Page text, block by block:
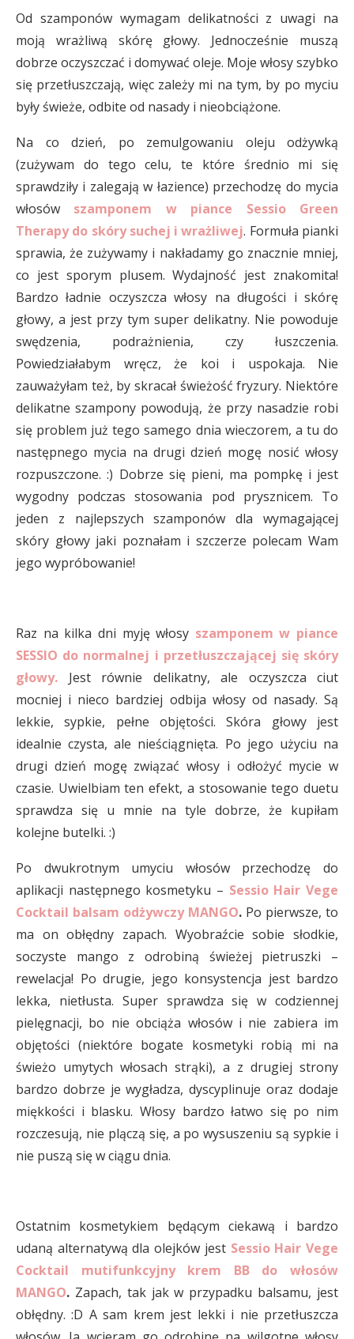
Od szamponów wymagam delikatności z uwagi na
moją wrażliwą skórę głowy. Jednocześnie muszą
dobrze oczyszczać i domywać oleje. Moje włosy szybko
się przetłuszczają, więc zależy mi na tym, by po myciu
były świeże, odbite od nasady i nieobciążone.
Na co dzień, po zemulgowaniu oleju odżywką
(zużywam do tego celu, te które średnio mi się
sprawdziły i zalegają w łazience) przechodzę do mycia
włosów
szamponem w piance Sessio Green
Therapy do skóry suchej i wrażliwej. Formuła pianki
sprawia, że zużywamy i nakładamy go znacznie mniej,
co jest sporym plusem. Wydajność jest znakomita!
Bardzo ładnie oczyszcza włosy na długości i skórę
głowy, a jest przy tym super delikatny. Nie powoduje
swędzenia, podrażnienia, czy łuszczenia.
Powiedziałabym wręcz, że koi i uspokaja. Nie
zauważyłam też, by skracał świeżość fryzury. Niektóre
delikatne szampony powodują, że przy nasadzie robi
się problem już tego samego dnia wieczorem, a tu do
następnego mycia na drugi dzień mogę nosić włosy
rozpuszczone. :) Dobrze się pieni, ma pompkę i jest
wygodny podczas stosowania pod prysznicem. To
jeden z najlepszych szamponów dla wymagającej
skóry głowy jaki poznałam i szczerze polecam Wam
jego wypróbowanie!
Raz na kilka dni myję włosy szamponem w piance
SESSIO do normalnej i przetłuszczającej się skóry
głowy. Jest równie delikatny, ale oczyszcza ciut
mocniej i nieco bardziej odbija włosy od nasady. Są
lekkie, sypkie, pełne objętości. Skóra głowy jest
idealnie czysta, ale nieściągnięta. Po jego użyciu na
drugi dzień mogę związać włosy i odłożyć mycie w
czasie. Uwielbiam ten efekt, a stosowanie tego duetu
sprawdza się u mnie na tyle dobrze, że kupiłam
kolejne butelki. :)
Po dwukrotnym umyciu włosów przechodzę do
aplikacji następnego kosmetyku – Sessio Hair Vege
Cocktail balsam odżywczy MANGO. Po pierwsze, to
ma on obłędny zapach. Wyobraźcie sobie słodkie,
soczyste mango z odrobiną świeżej pietruszki –
rewelacja! Po drugie, jego konsystencja jest bardzo
lekka, nietłusta. Super sprawdza się w codziennej
pielęgnacji, bo nie obciąża włosów i nie zabiera im
objętości (niektóre bogate kosmetyki robią mi na
świeżo umytych włosach strąki), a z drugiej strony
bardzo dobrze je wygładza, dyscyplinuje oraz dodaje
miękkości i blasku. Włosy bardzo łatwo się po nim
rozczesują, nie plączą się, a po wysuszeniu są sypkie i
nie puszą się w ciągu dnia.
Ostatnim kosmetykiem będącym ciekawą i bardzo
udaną alternatywą dla olejków jest Sessio Hair Vege
Cocktail mutifunkcyjny krem BB do włosów
MANGO. Zapach, tak jak w przypadku balsamu, jest
obłędny. :D A sam krem jest lekki i nie przetłuszcza